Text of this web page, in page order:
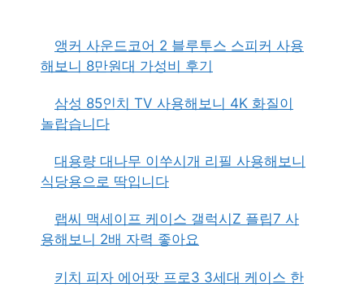
앵커 사운드코어 2 블루투스 스피커 사용
해보니 8만원대 가성비 후기
삼성 85인치 TV 사용해보니 4K 화질이
놀랍습니다
대용량 대나무 이쑤시개 리필 사용해보니
식당용으로 딱입니다
랩씨 맥세이프 케이스 갤럭시Z 플립7 사
용해보니 2배 자력 좋아요
키치 피자 에어팟 프로3 3세대 케이스 한